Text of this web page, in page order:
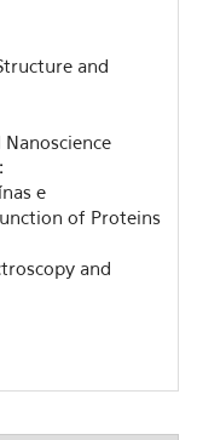
and
e
of Proteins
and